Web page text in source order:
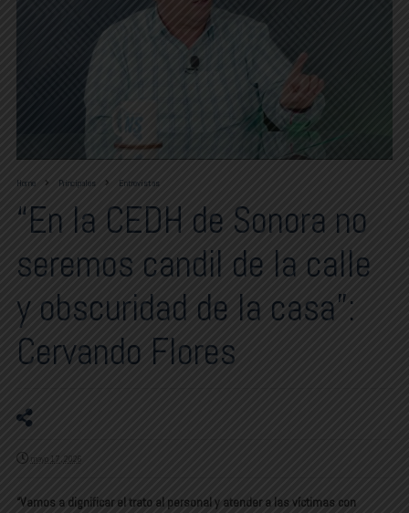
Home Principales Entrevistas
“En la CEDH de Sonora no
seremos candil de la calle
y obscuridad de la casa”:
Cervando Flores
mayo 17, 2026
“Vamos a dignificar el trato al personal y atender a las víctimas con